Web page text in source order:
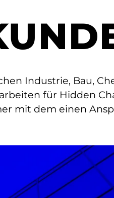
Industrie, Bau,
für Hidden
mit dem einen